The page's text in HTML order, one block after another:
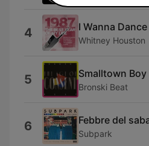
4 I Wanna
Whitney Houston
5 Smalltown Boy
Bronski Beat
6 Febbre del
Subpark